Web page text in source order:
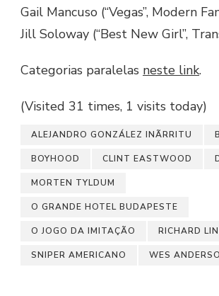
Gail Mancuso (“Vegas”, Modern
Jill Soloway (“Best New Girl”,
Categorias paralelas neste link.
(Visited 31 times, 1 visits today)
ALEJANDRO GONZÁLEZ INÃRRITU
BOYHOOD CLINT EASTWOOD
MORTEN TYLDUM
O GRANDE HOTEL BUDAPESTE
O JOGO DA IMITAÇÃO RICHARD
SNIPER AMERICANO WES